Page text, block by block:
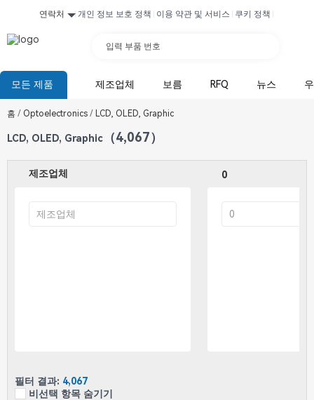
연락처 개인 정보 보호 정책 이용 약관 및 서비스 쿠키 정책
입력 부품 번호
모든 제품 제조업체 보름 RFQ 뉴스
홈 / Optoelectronics / LCD, OLED, Graphic
LCD, OLED, Graphic （4,067）
제조업체 0
필터 결과: 4,067
비선택 항목 숨기기